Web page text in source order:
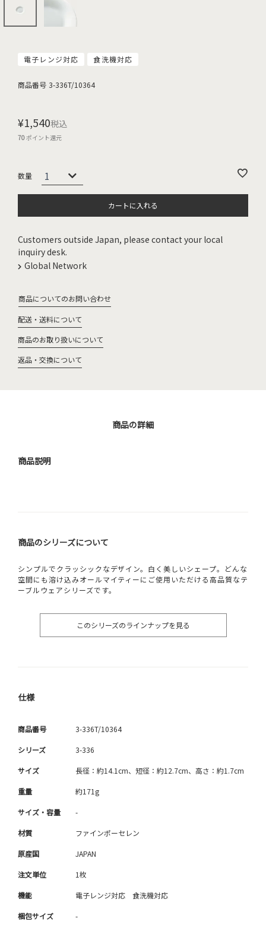
電子レンジ対応 食洗機対応
商品番号 3-336T/10364
¥1,540税込
70ポイント還元
カートに入れる
Customers outside Japan, please contact your local
inquiry desk.
Global Network
商品についてのお問い合わせ
配送・送料について
商品のお取り扱いについて
返品・交換について
商品の詳細
商品説明
商品のシリーズについて
シンプルでクラッシックなデザイン。白く美しいシェープ。どんな
空間にも溶け込みオールマイティーにご使用いただける高品質なテ
ーブルウェアシリーズです。
このシリーズのラインナップを見る
仕様
商品番号 3-336T/10364
シリーズ 3-336
サイズ 長径：約14.1cm、短径：約12.7cm、高さ：約1.7cm
重量 約171g
サイズ・容量 -
材質 ファインポーセレン
原産国 JAPAN
注文単位 1枚
機能 電子レンジ対応 食洗機対応
梱包サイズ -